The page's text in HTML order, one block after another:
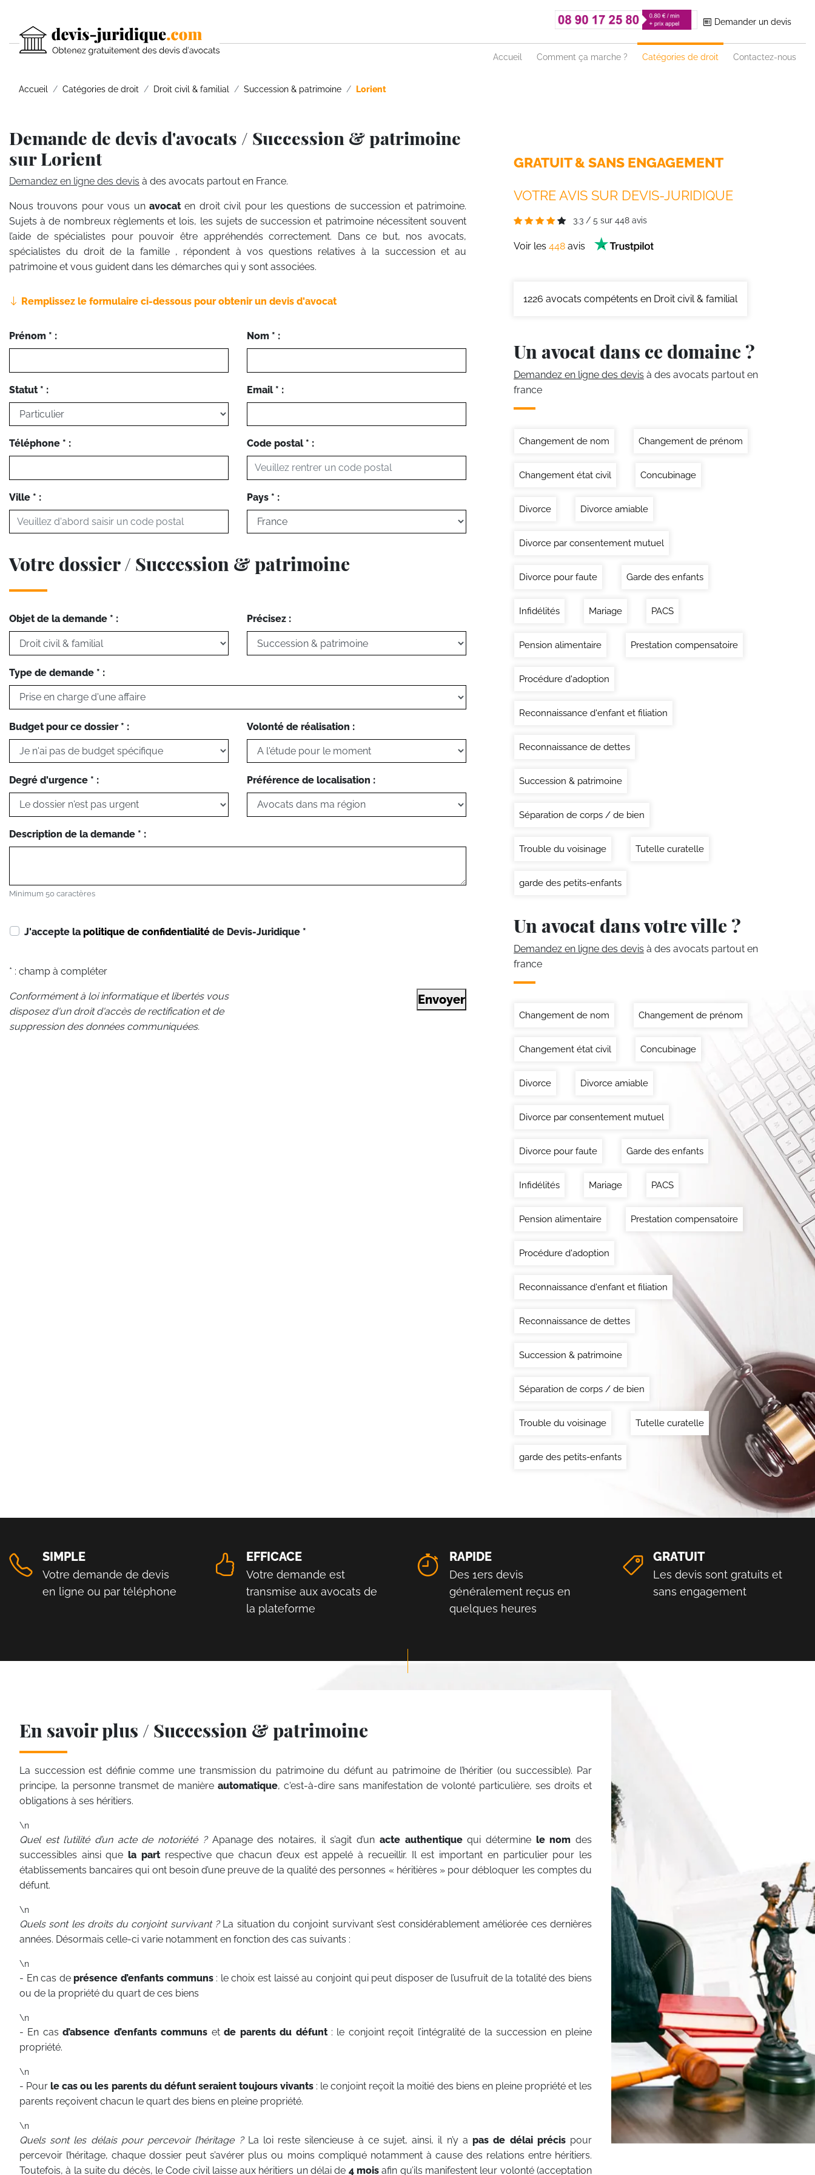
Demander un devis
Accueil Comment ça marche ? Catégories de droit Contactez-nous
Accueil Catégories de droit Droit civil & familial Succession & patrimoine Lorient
Demande de devis d'avocats / Succession & patrimoine
sur Lorient
Demandez en ligne des devis à des avocats partout en France.
Nous trouvons pour vous un avocaten droit civil pour les questions de succession et patrimoine.
Sujets à de nombreux règlements et lois, les sujets de succession et patrimoine nécessitent souvent
l’aide de spécialistes pour pouvoir être appréhendés correctement. Dans ce but, nos avocats,
spécialistes du droit de la famille , répondent à vos questions relatives à la succession et au
patrimoine et vous guident dans les démarches qui y sont associées.
Remplissez le formulaire ci-dessous pour obtenir un devis d'avocat
Prénom * : Nom * :
Statut * : Email * :
Téléphone * : Code postal * :
Ville * : Pays * :
Votre dossier / Succession & patrimoine
Objet de la demande * : Précisez :
Type de demande * :
Budget pour ce dossier * : Volonté de réalisation :
Degré d'urgence * : Préférence de localisation :
Description de la demande * :
Minimum 50 caractères
J'accepte la politique de confidentialité de Devis-Juridique *
* : champ à compléter
Conformément à loi informatique et libertés vous
disposez d'un droit d'accès de rectification et de
suppression des données communiquées.
Envoyer
GRATUIT & SANS ENGAGEMENT
VOTRE AVIS SUR DEVIS-JURIDIQUE
3.3 / 5 sur 448 avis
Voir les 448 avis
1226 avocats compétents en Droit civil & familial
Un avocat dans ce domaine ?
Demandez en ligne des devis à des avocats partout en
france
Changement de nom Changement de prénom
Changement état civil Concubinage
Divorce Divorce amiable
Divorce par consentement mutuel
Divorce pour faute Garde des enfants
Infidélités Mariage PACS
Pension alimentaire Prestation compensatoire
Procédure d'adoption
Reconnaissance d'enfant et filiation
Reconnaissance de dettes
Succession & patrimoine
Séparation de corps / de bien
Trouble du voisinage Tutelle curatelle
garde des petits-enfants
Un avocat dans votre ville ?
Demandez en ligne des devis à des avocats partout en
france
Changement de nom Changement de prénom
Changement état civil Concubinage
Divorce Divorce amiable
Divorce par consentement mutuel
Divorce pour faute Garde des enfants
Infidélités Mariage PACS
Pension alimentaire Prestation compensatoire
Procédure d'adoption
Reconnaissance d'enfant et filiation
Reconnaissance de dettes
Succession & patrimoine
Séparation de corps / de bien
Trouble du voisinage Tutelle curatelle
garde des petits-enfants
SIMPLE
Votre demande de devis
en ligne ou par téléphone
EFFICACE
Votre demande est
transmise aux avocats de
la plateforme
RAPIDE
Des 1ers devis
généralement reçus en
quelques heures
GRATUIT
Les devis sont gratuits et
sans engagement
En savoir plus / Succession & patrimoine
La succession est définie comme une transmission du patrimoine du défunt au patrimoine de l’héritier (ou successible). Par
principe, la personne transmet de manière automatique, c'est-à-dire sans manifestation de volonté particulière, ses droits et
obligations à ses héritiers.
\n
Quel est l’utilité d’un acte de notoriété ? Apanage des notaires, il s’agit d’un acte authentiquequi détermine le nomdes
successibles ainsi quela partrespective que chacun d’eux est appelé à recueillir. Il est important en particulier pour les
établissements bancaires qui ont besoin d’une preuve de la qualité des personnes « héritières » pour débloquer les comptes du
défunt.
\n
Quels sont les droits du conjoint survivant ?La situation du conjoint survivant s’est considérablement améliorée ces dernières
années. Désormais celle-ci varie notamment en fonction des cas suivants :
\n
- En cas deprésence d’enfants communs: le choix est laissé au conjoint qui peut disposer de l’usufruit de la totalité des biens
ou de la propriété du quart de ces biens
\n
- En casd’absence d’enfants communs etde parents du défunt: le conjoint reçoit l’intégralité de la succession en pleine
propriété.
\n
- Pourle cas ou les parents du défunt seraient toujours vivants: le conjoint reçoit la moitié des biens en pleine propriété et les
parents reçoivent chacun le quart des biens en pleine propriété.
\n
Quels sont les délais pour percevoir l’héritage ? La loi reste silencieuse à ce sujet, ainsi, il n’y a pas de délai précis pour
percevoir l’héritage, chaque dossier peut s’avérer plus ou moins compliqué notamment à cause des relations entre héritiers.
Toutefois, à la suite du décès, le Code civil laisse aux héritiers un délai de 4 mois afin qu’ils manifestent leur volonté (acceptation